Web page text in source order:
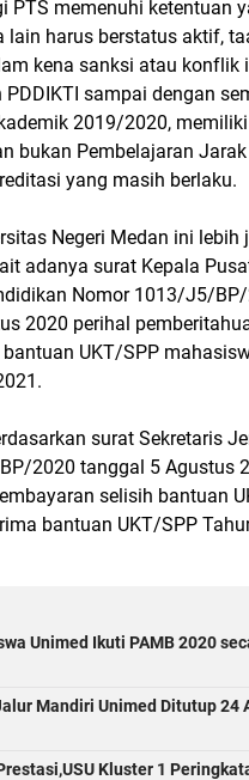
PTS memenuhi ketentuan
lain harus berstatus aktif,
kena sanksi atau konflik
sampai dengan
2019/2020,
bukan Pembelajaran
yang masih berlaku.
Negeri Medan ini lebih
adanya surat Kepala
Nomor 1013/J5/
2020 perihal
UKT/SPP
surat Sekretaris
2020 tanggal 5 Agustus
selisih bantuan
bantuan UKT/SPP
Unimed Ikuti PAMB 2020
Mandiri Unimed Ditutup 24
Kluster 1